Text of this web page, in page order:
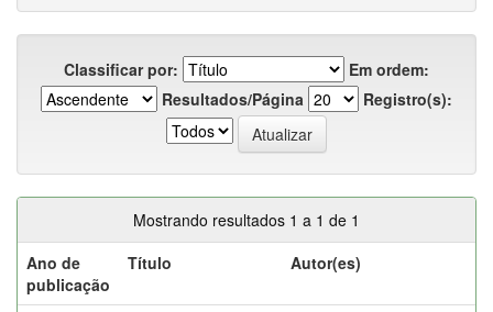
Classificar por:
Em ordem:
Resultados/Página
Registro(s):
Mostrando resultados 1 a 1 de 1
Ano de
publicação
Título Autor(es)